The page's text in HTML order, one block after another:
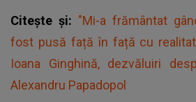
Citește și: "Mi-a frământat
fost pusă față în față cu
Ioana Ginghină, dezvăluiri
Alexandru Papadopol